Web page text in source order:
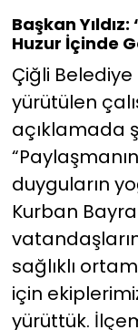
Başkan
Huzur İçinde
Çiğli Belediye
yürütülen
açıklamada
duyguların
Kurban
sağlıklı
için
yürüttük.